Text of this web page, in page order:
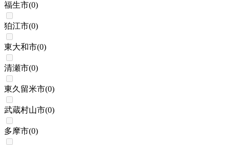
福生市(0)
狛江市(0)
東大和市(0)
清瀬市(0)
東久留米市(0)
武蔵村山市(0)
多摩市(0)